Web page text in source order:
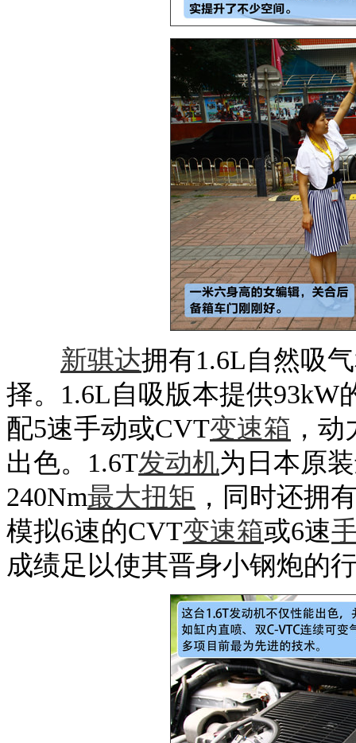
新骐达拥有1.6L自然吸
择。1.6L自吸版本提供93kW
配5速手动或CVT变速箱 ，
出色。1.6T发动机为日本原
240Nm最大扭矩 ，同时还拥
模拟6速的CVT变速箱或6速
成绩足以使其晋身小钢炮的